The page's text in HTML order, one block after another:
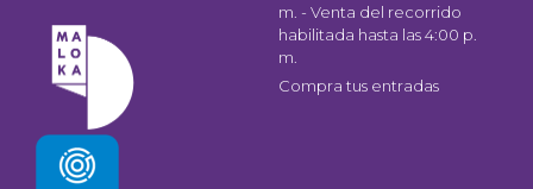
m. - Venta del recorrido
habilitada hasta las 4:00 p.
m.
Compra tus entradas